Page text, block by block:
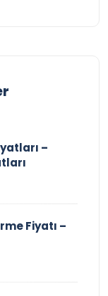
–
Fiyatı –